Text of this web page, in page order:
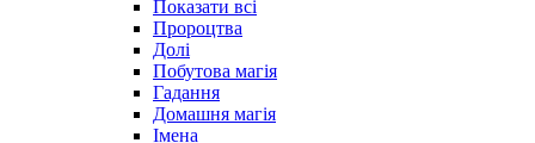
Показати всі
Пророцтва
Долі
Побутова магія
Гадання
Домашня магія
Імена